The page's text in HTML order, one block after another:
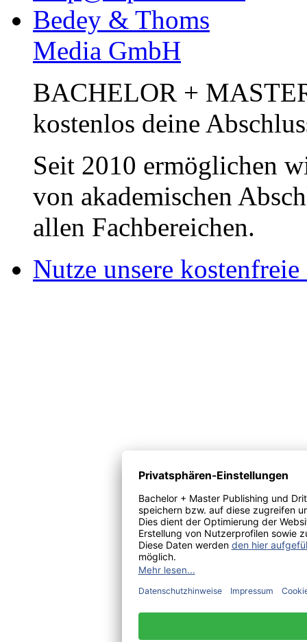
Bedey & Thoms
Media GmbH
BACHELOR +
kostenlos deine
Seit 2010 ermöglichen
von akademischen
allen Fachbereichen.
Nutze unsere